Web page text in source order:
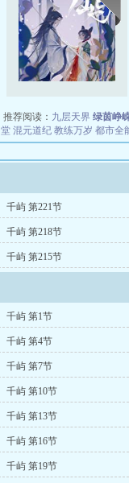
推荐阅读： 九层天界 绿茵峥
堂 混元道纪 教练万岁 都市全
千屿 第221节
千屿 第218节
千屿 第215节
千屿 第1节
千屿 第4节
千屿 第7节
千屿 第10节
千屿 第13节
千屿 第16节
千屿 第19节